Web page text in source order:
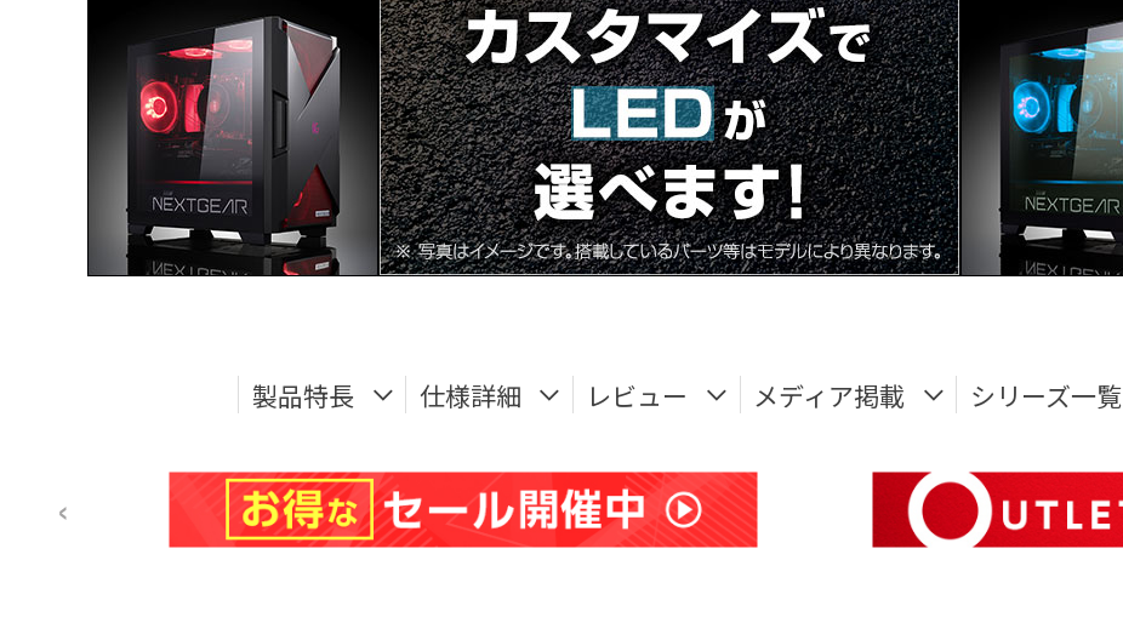
製品特長 仕様詳細 レビュー メディア掲載 シリーズ一覧